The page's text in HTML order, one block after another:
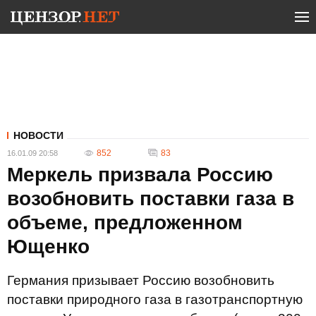
НОВОСТИ
16.01.09 20:58 852 83
Меркель призвала Россию
возобновить поставки газа в
объеме, предложенном
Ющенко
Германия призывает Россию возобновить
поставки природного газа в газотранспортную